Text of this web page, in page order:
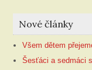
Nové články
Všem dětem
Šesťáci a sedmáci